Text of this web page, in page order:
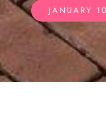
JANUARY